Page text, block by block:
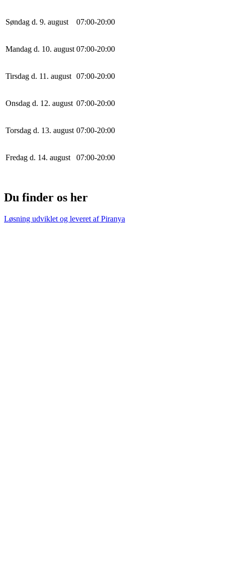
Søndag d. 9. august 07:00-20:00
Mandag d. 10. august 07:00-20:00
Tirsdag d. 11. august 07:00-20:00
Onsdag d. 12. august 07:00-20:00
Torsdag d. 13. august 07:00-20:00
Fredag d. 14. august 07:00-20:00
Du finder os her
Løsning udviklet og leveret afPiranya